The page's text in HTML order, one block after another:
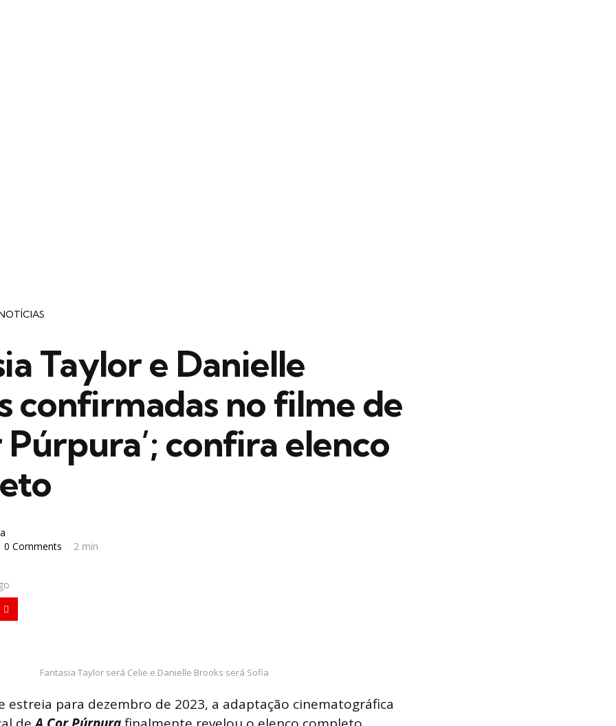
Taylor e Danielle
confirmadas no filme de
Púrpura’; confira elenco
0 Comments 2 min
Fantasia Taylor será Celie e Danielle Brooks será Sofia
estreia para dezembro de 2023, a adaptação cinematográfica